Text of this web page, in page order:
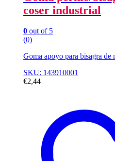
coser industrial
0 out of 5
(0)
Goma apoyo para bisagra de
SKU: 143910001
€2,44